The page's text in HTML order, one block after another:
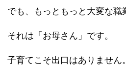
でも、もっともっと大変な職
それは「お母さん」です。
子育てこそ出口はありません